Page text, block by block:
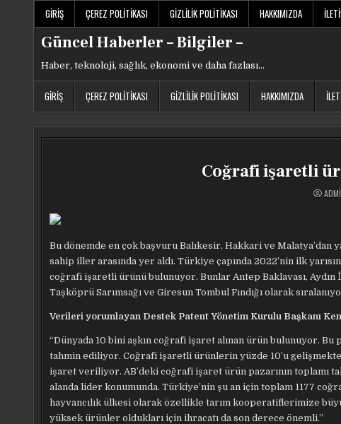
GIRIŞ ÇEREZ POLITIKASI GIZLILIK POLITIKASI HAKKIMIZDA
Güncel Haberler – Bilgiler –
Haber, teknoloji, sağlık, ekonomi ve daha fazlası…
GIRIŞ ÇEREZ POLITIKASI GIZLILIK POLITIKASI HAKKIMIZDA
Coğrafi işaretli
Bu dönemde en çok başvuru Balıkesir, Hakkari ve
sahip iller arasında yer aldı. Türkiye çapında 2022’nin ilk
coğrafi işaretli ürünü bulunuyor. Bunlar Antep Baklavası, Aydın
Taşköprü Sarımsağı ve Giresun Tombul Fındığı olarak
Verileri yorumlayan Destek Patent Yönetim Kurulu Başkanı
“Dünyada 10 bini aşkın coğrafi işaret alınan ürün bulunuyor.
tahmin ediliyor. Coğrafi işaretli ürünlerin yüzde 10’u
işaret veriliyor. AB’deki coğrafi işaret ürün pazarının toplamı
alanda lider konumunda. Türkiye’nin şu an için toplam 1177
hayvancılık ülkesi olarak özellikle tarım kooperatiflerimize
yüksek ürünler oldukları için ihracatı da son derece önemli.”